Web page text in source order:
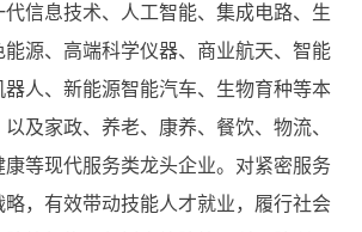
代信息技术、人工智能、集成电路、生
源、高端科学仪器、商业航天、智能
人、新能源智能汽车、生物育种等本
及家政、养老、康养、餐饮、物流、
康等现代服务类龙头企业。对紧密服务
略，有效带动技能人才就业，履行社会